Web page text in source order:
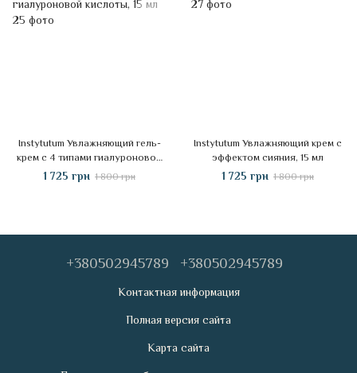
Instytutum Увлажняющий гель-
крем с 4 типами гиалуроновой
кислоты, 15 мл
1 725 грн 1 800 грн
Instytutum Увлажняющий крем с
эффектом сияния, 15 мл
1 725 грн 1 800 грн
+380502945789 +380502945789
Контактная информация
Полная версия сайта
Карта сайта